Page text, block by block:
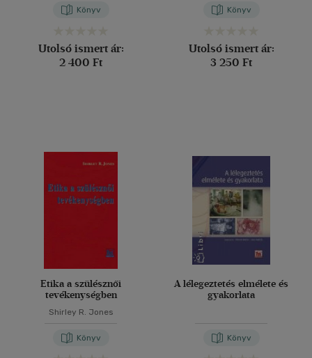
Könyv
Utolsó ismert ár:
2 400 Ft
Könyv
Utolsó ismert ár:
3 250 Ft
Etika a szülésznői
tevékenységben
Shirley R. Jones
Könyv
A lélegeztetés elmélete és
gyakorlata
Könyv